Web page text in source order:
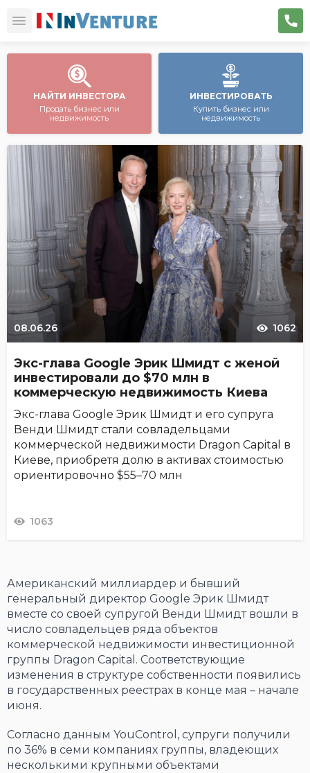
НАЙТИ ИНВЕСТОРА
Продать бизнес или
недвижимость
ИНВЕСТИРОВАТЬ
Купить бизнес или
недвижимость
08.06.26 1062
Экс-глава Google Эрик Шмидт с женой
инвестировали до $70 млн в
коммерческую недвижимость Киева
Экс-глава Google Эрик Шмидт и его супруга
Венди Шмидт стали совладельцами
коммерческой недвижимости Dragon Capital в
Киеве, приобретя долю в активах стоимостью
ориентировочно $55–70 млн
1063
Американский миллиардер и бывший
генеральный директор Google Эрик Шмидт
вместе со своей супругой Венди Шмидт вошли в
число совладельцев ряда объектов
коммерческой недвижимости инвестиционной
группы Dragon Capital. Соответствующие
изменения в структуре собственности появились
в государственных реестрах в конце мая – начале
июня.
Согласно данным YouControl, супруги получили
по 36% в семи компаниях группы, владеющих
несколькими крупными объектами